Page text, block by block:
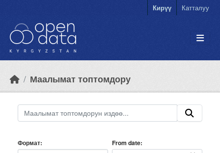
Кирүү Катталуу
Маалымат топтомдору
Формат From date